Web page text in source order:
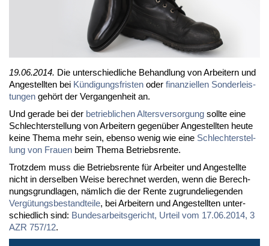
19.06.2014. Die un­ter­schied­li­che Be­hand­lung von Ar­bei­tern und
An­ge­stell­ten bei Kün­di­gungs­fris­ten oder fi­nan­zi­el­len Son­der­leis­
tun­gen ge­hört der Ver­gan­gen­heit an.
Und ge­ra­de bei der be­trieb­li­chen Al­ters­ver­sor­gung soll­te ei­ne
Schlech­ter­stel­lung von Ar­bei­tern ge­gen­über An­ge­stell­ten heu­te
kei­ne The­ma mehr sein, eben­so we­nig wie ei­ne Schlech­ter­stel­
lung von Frau­en beim The­ma Be­triebs­ren­te.
Trotz­dem muss die Be­triebs­ren­te für Ar­bei­ter und An­ge­stell­te
nicht in der­sel­ben Wei­se be­rech­net wer­den, wenn die Be­rech­
nungs­grund­la­gen, näm­lich die der Ren­te zu­grun­de­lie­gen­den
Ver­gü­tungs­be­stand­tei­le, bei Ar­bei­tern und An­ge­stell­ten un­ter­
schied­lich sind: Bun­des­ar­beits­ge­richt, Ur­teil vom 17.06.2014, 3
AZR 757/12.